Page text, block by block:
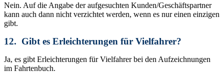
Nein. Auf die Angabe der aufgesuchten Kunden/Geschäftspartner
kann auch dann nicht verzichtet werden, wenn es nur einen einzigen
gibt.
12. Gibt es Erleichterungen für Vielfahrer?
Ja, es gibt Erleichterungen für Vielfahrer bei den Aufzeichnungen
im Fahrtenbuch.